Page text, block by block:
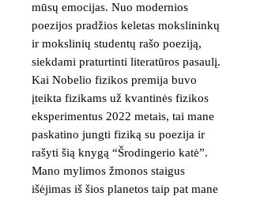
mūsų emocijas. Nuo modernios
poezijos pradžios keletas mokslininkų
ir mokslinių studentų rašo poeziją,
siekdami praturtinti literatūros pasaulį.
Kai Nobelio fizikos premija buvo
įteikta fizikams už kvantinės fizikos
eksperimentus 2022 metais, tai mane
paskatino jungti fiziką su poezija ir
rašyti šią knygą “Šrodingerio katė”.
Mano mylimos žmonos staigus
išėjimas iš šios planetos taip pat mane